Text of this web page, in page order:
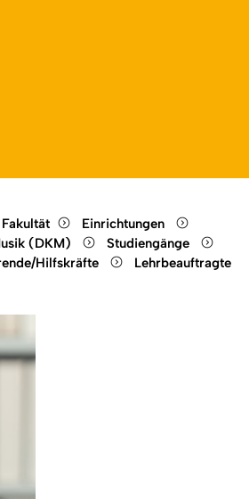
Einrichtungen
(DKM)
Studiengänge
Hilfskräfte
Lehrbeauftragte